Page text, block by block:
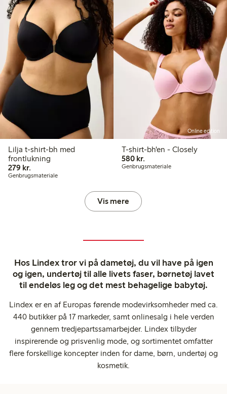
Lilja t-shirt-bh med
frontlukning
279 kr.
Genbrugsmateriale
Online edition
T-shirt-bh'en - Closely
580 kr.580,00 kr.
Genbrugsmateriale
Vis mere
Hos Lindex tror vi på dametøj, du vil have på igen
og igen, undertøj til alle livets faser, børnetøj lavet
til endeløs leg og det mest behagelige babytøj.
Lindex er en af Europas førende modevirksomheder med ca.
440 butikker på 17 markeder, samt onlinesalg i hele verden
gennem tredjepartssamarbejder. Lindex tilbyder
inspirerende og prisvenlig mode, og sortimentet omfatter
flere forskellige koncepter inden for dame, børn, undertøj og
kosmetik.